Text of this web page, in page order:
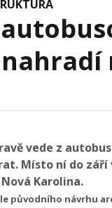
vede z
Místo ní do
Karolina.
původního návrhu